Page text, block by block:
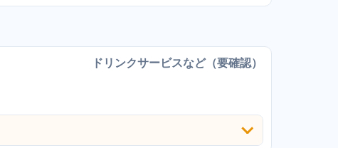
ドリンクサービスなど（要確認）